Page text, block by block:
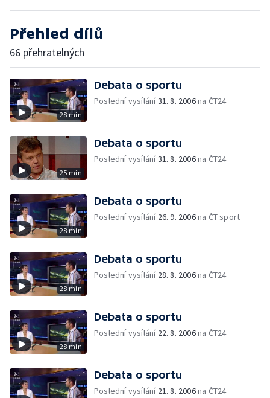
Přehled dílů
66 přehratelných
28 min
Debata o sportu
Poslední vysílání31. 8. 2006na ČT24
25 min
Debata o sportu
Poslední vysílání31. 8. 2006na ČT24
28 min
Debata o sportu
Poslední vysílání 26. 9. 2006na ČT sport
28 min
Debata o sportu
Poslední vysílání 28. 8. 2006na ČT24
28 min
Debata o sportu
Poslední vysílání 22. 8. 2006na ČT24
Debata o sportu
Poslední vysílání 21. 8. 2006na ČT24